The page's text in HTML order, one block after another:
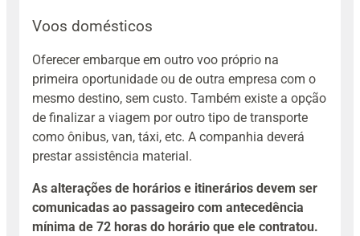
Voos domésticos
Oferecer embarque em outro voo próprio na
primeira oportunidade ou de outra empresa com o
mesmo destino, sem custo. Também existe a opção
de finalizar a viagem por outro tipo de transporte
como ônibus, van, táxi, etc. A companhia deverá
prestar assistência material.
As alterações de horários e itinerários devem ser
comunicadas ao passageiro com antecedência
mínima de 72 horas do horário que ele contratou.